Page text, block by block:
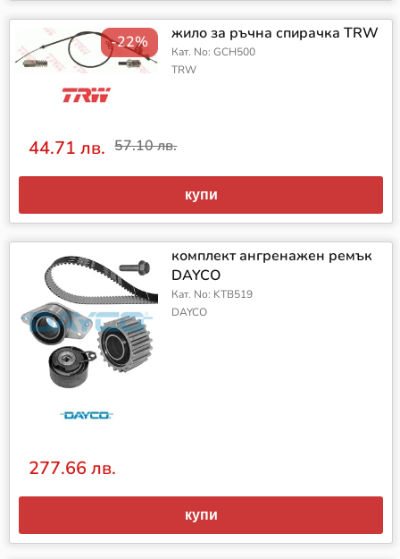
-22% жило за ръчна спирачка TRW
Кат. No: GCH500
TRW
44.71 лв. 57.10 лв.
купи
комплект ангренажен ремък
DAYCO
Кат. No: KTB519
DAYCO
277.66 лв.
купи